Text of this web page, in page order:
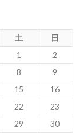
土 日
1
2
8
9
15
16
22
23
29
30